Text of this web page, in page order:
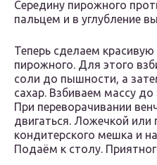
Середину пирожного
пальцем и в углубление
Теперь сделаем
пирожного. Для этого
соли до пышности, а
сахар. Взбиваем массу
При переворачивании
двигаться. Ложечкой
кондитерского мешка и
Подаём к столу.